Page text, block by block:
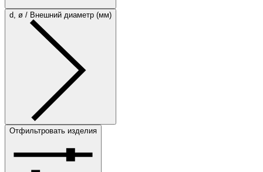
d, ø / Внешний диаметр (мм)
Отфильтровать изделия